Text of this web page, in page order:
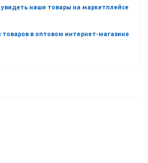
наши товары на маркетплейсе
в оптовом интернет-магазине